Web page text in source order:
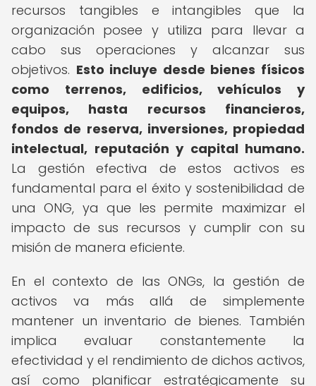
recursos tangibles e intangibles que la
organización posee y utiliza para llevar a
cabo sus operaciones y alcanzar sus
objetivos. Esto incluye desde bienes físicos
como terrenos, edificios, vehículos y
equipos, hasta recursos financieros,
fondos de reserva, inversiones, propiedad
intelectual, reputación y capital humano.
La gestión efectiva de estos activos es
fundamental para el éxito y sostenibilidad de
una ONG, ya que les permite maximizar el
impacto de sus recursos y cumplir con su
misión de manera eficiente.
En el contexto de las ONGs, la gestión de
activos va más allá de simplemente
mantener un inventario de bienes. También
implica evaluar constantemente la
efectividad y el rendimiento de dichos activos,
así como planificar estratégicamente su